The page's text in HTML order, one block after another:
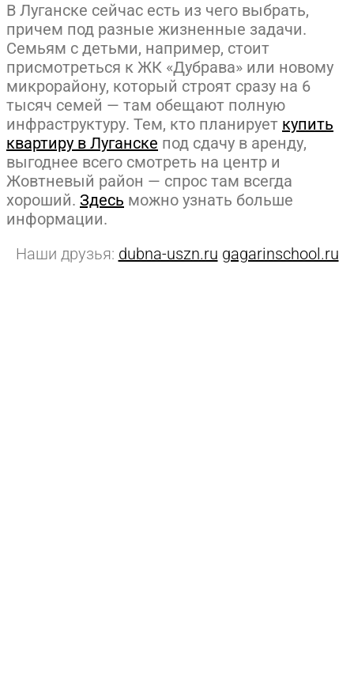
В Луганске сейчас есть из чего выбрать,
причем под разные жизненные задачи.
Семьям с детьми, например, стоит
присмотреться к ЖК «Дубрава» или новому
микрорайону, который строят сразу на 6
тысяч семей — там обещают полную
инфраструктуру. Тем, кто планирует купить
квартиру в Луганске под сдачу в аренду,
выгоднее всего смотреть на центр и
Жовтневый район — спрос там всегда
хороший. Здесь можно узнать больше
информации.
Наши друзья: dubna-uszn.ru gagarinschool.ru